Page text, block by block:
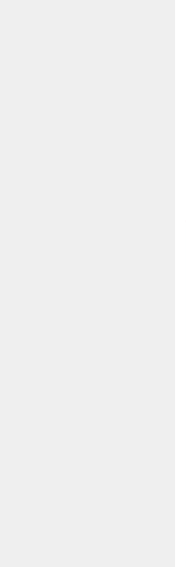
على اقتحام سبتة
المعادن الاستراتيجية
الكفاءة ويمنح الشباب
لصناعة الواقع؟
هو الأساس الوحيد لحل